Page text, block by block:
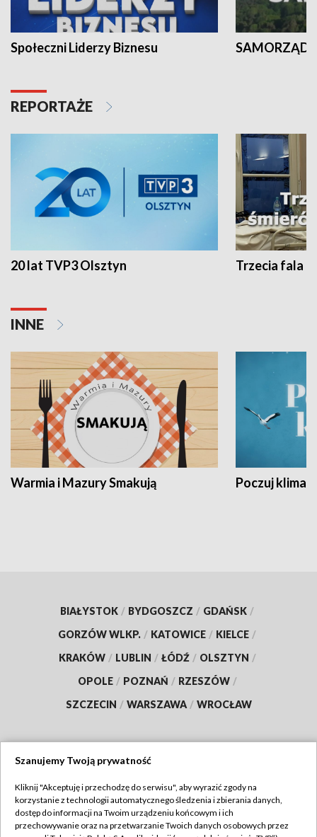
Społeczni Liderzy Biznesu SAMORZĄD
REPORTAŻE
20 lat TVP3 Olsztyn Trzecia fala -
INNE
Warmia i Mazury Smakują Poczuj klimat
BIAŁYSTOK / BYDGOSZCZ / GDAŃSK /
GORZÓW WLKP. / KATOWICE / KIELCE /
KRAKÓW / LUBLIN / ŁÓDŹ / OLSZTYN /
OPOLE / POZNAŃ / RZESZÓW /
SZCZECIN / WARSZAWA / WROCŁAW
TVP
Abonament TVP
Regulamin TVP
Szanujemy Twoją prywatność
Kliknij "Akceptuję i przechodzę do serwisu", aby wyrazić zgody na
korzystanie z technologii automatycznego śledzenia i zbierania danych,
dostęp do informacji na Twoim urządzeniu końcowym i ich
przechowywanie oraz na przetwarzanie Twoich danych osobowych przez